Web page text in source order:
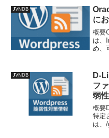
JVNDB
に
概要
は、
め、
JVNDB
D-
フ
弱性
概要
特定
は、